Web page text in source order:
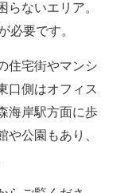
ないエリア。
必要です。
住宅街やマンシ
口側はオフィス
海岸駅方面に歩
や公園もあり、